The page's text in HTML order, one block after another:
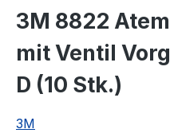
3M 8822
mit Ventil
D (10 Stk.)
3M